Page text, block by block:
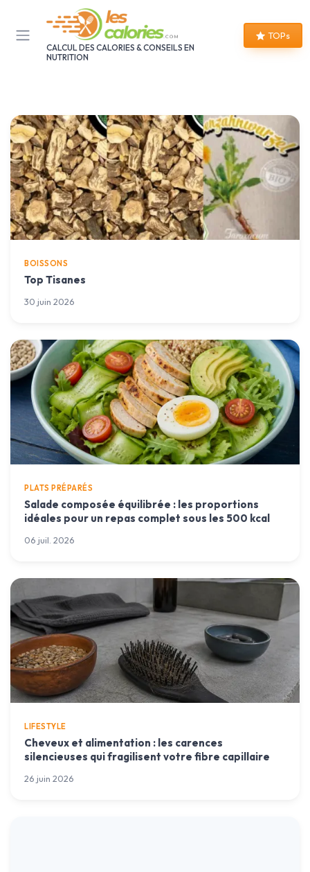
CALCUL DES CALORIES & CONSEILS EN
NUTRITION
TOPs
BOISSONS
Top Tisanes
30 juin 2026
PLATS PRÉPARÉS
Salade composée équilibrée : les proportions
idéales pour un repas complet sous les 500 kcal
06 juil. 2026
LIFESTYLE
Cheveux et alimentation : les carences
silencieuses qui fragilisent votre fibre capillaire
26 juin 2026
Panneau de gestion des cookies